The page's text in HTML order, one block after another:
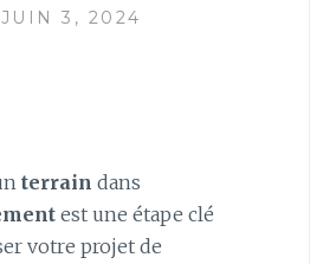
JUIN 3, 2024
terrain dans
est une étape clé
votre projet de